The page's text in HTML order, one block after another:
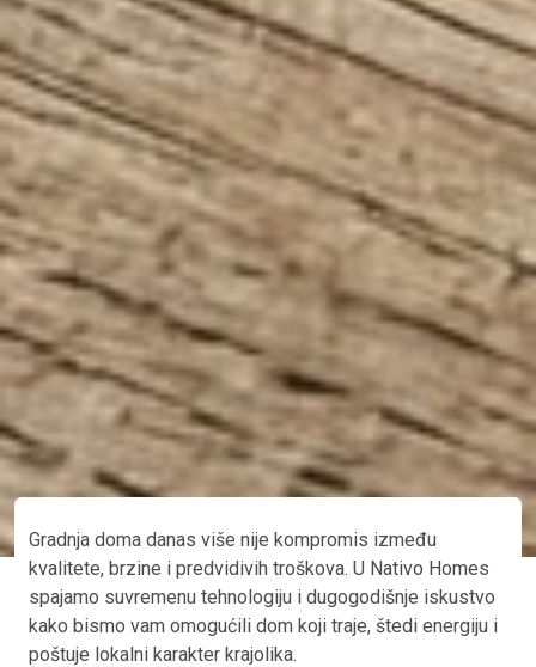
Gradnja doma danas više nije kompromis između
kvalitete, brzine i predvidivih troškova. U Nativo Homes
spajamo suvremenu tehnologiju i dugogodišnje iskustvo
kako bismo vam omogućili dom koji traje, štedi energiju i
poštuje lokalni karakter krajolika.